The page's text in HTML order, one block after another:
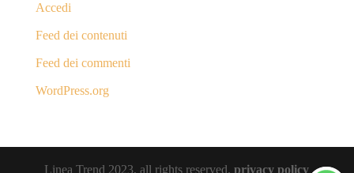
Accedi
Feed dei contenuti
Feed dei commenti
WordPress.org
Linea Trend 2023, all rights reserved.privacy policy